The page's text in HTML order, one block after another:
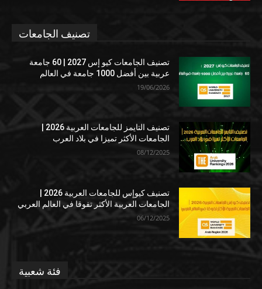
تصنيف الجامعات
تصنيف الجامعات كيو إس 2027 | 60 جامعة
عربية بين أفضل 1000 جامعة في العالم
19/06/2026
الجامعات الأكثر تميزا في بلاد العرب
08/12/2025
الجامعات العربية الأكثر تفوقا في العالم العربي
06/12/2025
فئة شعبية